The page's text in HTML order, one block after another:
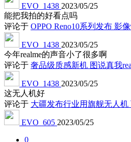
EVO_1438 2023/05/25
能把我拍的好看点吗
评论于 OPPO Reno10系列发布 影
EVO_1438 2023/05/25
今年realme的声音小了很多啊
评论于 奢品级质感新机 图说真我
EVO_1438 2023/05/25
这无人机好
评论于 大疆发布行业用旗舰无人
EVO_605 2023/05/25
0